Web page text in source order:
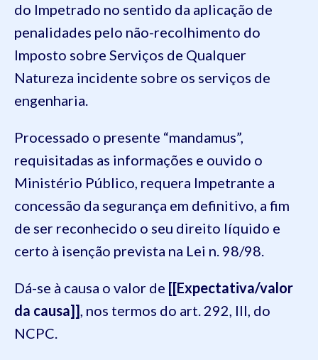
do Impetrado no sentido da aplicação de
penalidades pelo não-recolhimento do
Imposto sobre Serviços de Qualquer
Natureza incidente sobre os serviços de
engenharia.
Processado o presente “mandamus”,
requisitadas as informações e ouvido o
Ministério Público, requera Impetrante a
concessão da segurança em definitivo, a fim
de ser reconhecido o seu direito líquido e
certo à isenção prevista na Lei n. 98/98.
Dá-se à causa o valor de [[Expectativa/valor
da causa]], nos termos do art. 292, III, do
NCPC.